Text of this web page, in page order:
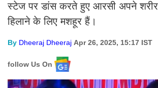
स्टेज पर डांस करते हुए आरसी अपने
हिलाने के लिए मशहूर हैं।
By Dheeraj Dheeraj Apr 26, 2025, 15:17 IST
follow Us On